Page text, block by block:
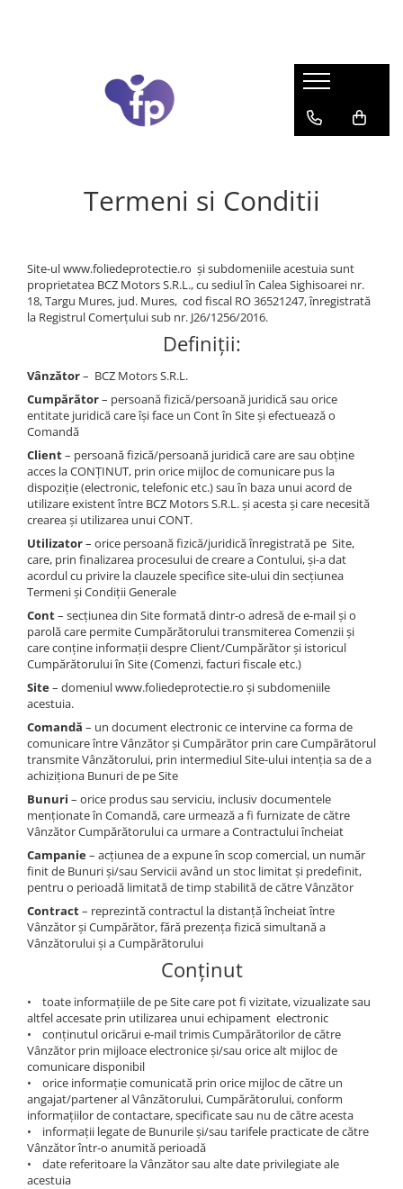
Folie faruri + stopuri
Folie pentru cutter-ploter
Folie opacă
Efect sticlă sablată
Folie translucida
Folie blockout
Folie Day/Night
Folie intensificare lumina
Folie difuzie lumina
Folie dual-color
Folie ferestre
Folie decorativă
Folie printabilă
Folie protecție solară
Folie de securitate
Folie arhitecturală
3M DI-NOC Lemn
3M DI-NOC Metalizat
Folie reflectorizantă
Decorativ reflectorizantă
Marcaje reflectorizante
Marcaj stradal
Print Digital & Serigrafie
Print format mare
Serigrafie
Supralaminare
Monomeric
Polimeric
Cast
Folie transfer
Benzi adezive
Benzi antiderapante
Folie termo transfer
Benzi și covoare anti-alunecare
Fir pentru tăiere
Cuțite
Lame / Rezerve
Raclete tip card
Pâslă pt. raclete
Mănuși aplicare
Raclete cu mâner
Lichide speciale
Altele
Alte scule
Materiale publicitare
Termeni si Conditii
Site-ul www.foliedeprotectie.ro și subdomeniile acestuia sunt
proprietatea BCZ Motors S.R.L., cu sediul în Calea Sighisoarei nr.
18, Targu Mures, jud. Mures, cod fiscal RO 36521247, înregistrată
la Registrul Comerțului sub nr. J26/1256/2016.
Definiții:
Vânzător– BCZ Motors S.R.L.
Cumpărător– persoană fizică/persoană juridică sau orice
entitate juridică care își face un Cont în Site și efectuează o
Comandă
Client– persoană fizică/persoană juridică care are sau obține
acces la CONȚINUT, prin orice mijloc de comunicare pus la
dispoziție (electronic, telefonic etc.) sau în baza unui acord de
utilizare existent între BCZ Motors S.R.L. și acesta și care necesită
crearea și utilizarea unui CONT.
Utilizator– orice persoană fizică/juridică înregistrată pe Site,
care, prin finalizarea procesului de creare a Contului, și-a dat
acordul cu privire la clauzele specifice site-ului din secțiunea
Termeni și Condiții Generale
Cont– secțiunea din Site formată dintr-o adresă de e-mail și o
parolă care permite Cumpărătorului transmiterea Comenzii și
care conține informații despre Client/Cumpărător și istoricul
Cumpărătorului în Site (Comenzi, facturi fiscale etc.)
Site– domeniul www.foliedeprotectie.ro și subdomeniile
acestuia.
Comandă – un document electronic ce intervine ca forma de
comunicare între Vânzător și Cumpărător prin care Cumpărătorul
transmite Vânzătorului, prin intermediul Site-ului intenția sa de a
achiziționa Bunuri de pe Site
Bunuri – orice produs sau serviciu, inclusiv documentele
menționate în Comandă, care urmează a fi furnizate de către
Vânzător Cumpărătorului ca urmare a Contractului încheiat
Campanie– acțiunea de a expune în scop comercial, un număr
finit de Bunuri și/sau Servicii având un stoc limitat și predefinit,
pentru o perioadă limitată de timp stabilită de către Vânzător
Contract– reprezintă contractul la distanță încheiat între
Vânzător și Cumpărător, fără prezența fizică simultană a
Vânzătorului și a Cumpărătorului
Conținut
• toate informațiile de pe Site care pot fi vizitate, vizualizate sau
altfel accesate prin utilizarea unui echipament electronic
• conținutul oricărui e-mail trimis Cumpărătorilor de către
Vânzător prin mijloace electronice și/sau orice alt mijloc de
comunicare disponibil
• orice informație comunicată prin orice mijloc de către un
angajat/partener al Vânzătorului, Cumpărătorului, conform
informațiilor de contactare, specificate sau nu de către acesta
• informații legate de Bunurile și/sau tarifele practicate de către
Vânzător într-o anumită perioadă
• date referitoare la Vânzător sau alte date privilegiate ale
acestuia